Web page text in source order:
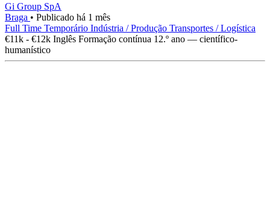
Gi Group SpA
Braga • Publicado há 1 mês
Full Time Temporário Indústria / Produção Transportes / Logística
€11k - €12k Inglês Formação contínua 12.º ano — científico-
humanístico